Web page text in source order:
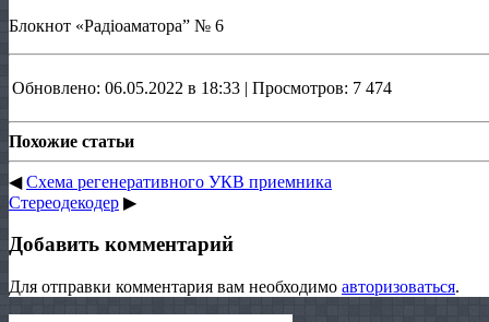
Блокнот «Радіоаматора” № 6
Обновлено: 06.05.2022 в 18:33 | Просмотров: 7 474
Похожие статьи
◀Схема регенеративного УКВ приемника
Стереодекодер ▶
Добавить комментарий
Для отправки комментария вам необходимо авторизоваться.